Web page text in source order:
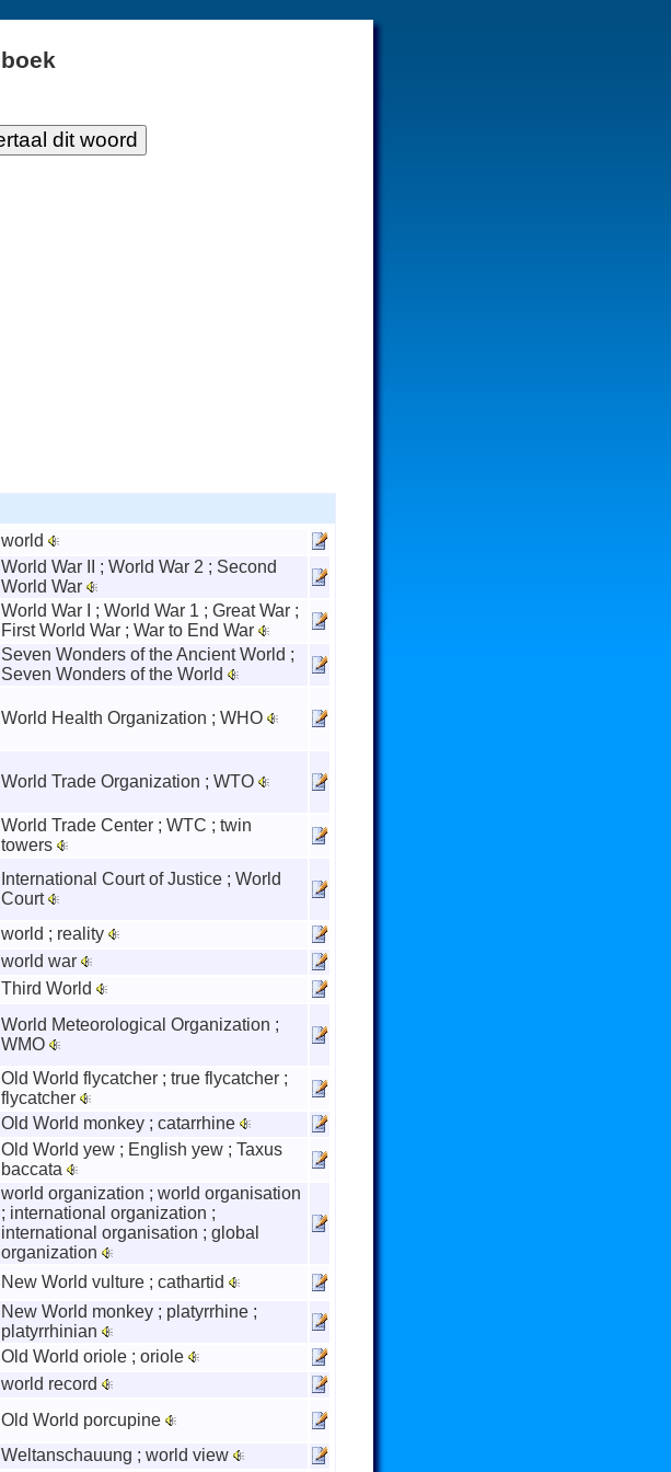
world
World War II ; World War 2 ; Second
World War
World War I ; World War 1 ; Great War ;
First World War ; War to End War
Seven Wonders of the Ancient World ;
Seven Wonders of the World
World Health Organization ; WHO
World Trade Organization ; WTO
World Trade Center ; WTC ; twin
towers
International Court of Justice ; World
Court
world ; reality
world war
Third World
World Meteorological Organization ;
WMO
Old World flycatcher ; true flycatcher ;
flycatcher
Old World monkey ; catarrhine
Old World yew ; English yew ; Taxus
baccata
world organization ; world organisation
; international organization ;
international organisation ; global
organization
New World vulture ; cathartid
New World monkey ; platyrrhine ;
platyrrhinian
Old World oriole ; oriole
world record
Old World porcupine
Weltanschauung ; world view